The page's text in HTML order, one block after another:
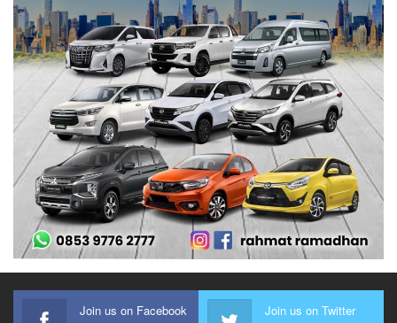
Join us on Facebook Join us on Twitter